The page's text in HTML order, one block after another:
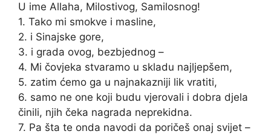
U ime Allaha, Milostivog, Samilosnog!
1. Tako mi smokve i masline,
2. i Sinajske gore,
3. i grada ovog, bezbjednog –
4. Mi čovjeka stvaramo u skladu najljepšem,
5. zatim ćemo ga u najnakazniji lik vratiti,
6. samo ne one koji budu vjerovali i dobra djela
činili, njih čeka nagrada neprekidna.
7. Pa šta te onda navodi da poričeš onaj svijet –